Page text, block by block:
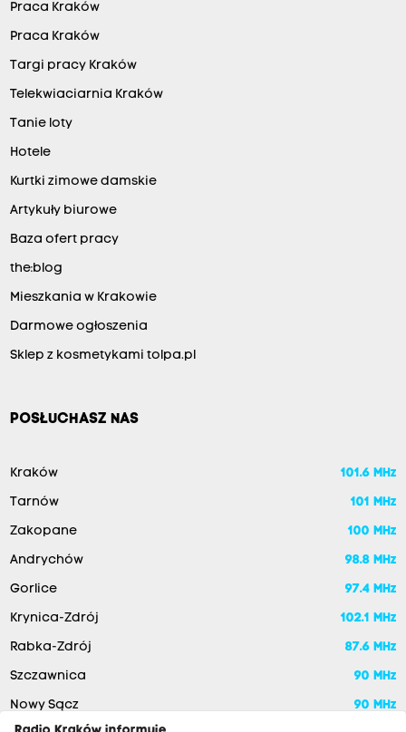
Praca Kraków
Praca Kraków
Targi pracy Kraków
Telekwiaciarnia Kraków
Tanie loty
Hotele
Kurtki zimowe damskie
Artykuły biurowe
Baza ofert pracy
the:blog
Mieszkania w Krakowie
Darmowe ogłoszenia
Sklep z kosmetykami tolpa.pl
POSŁUCHASZ NAS
Kraków 101.6 MHz
Tarnów 101 MHz
Zakopane 100 MHz
Andrychów 98.8 MHz
Gorlice 97.4 MHz
Krynica-Zdrój 102.1 MHz
Rabka-Zdrój 87.6 MHz
Szczawnica 90 MHz
Nowy Sącz
90 MHz